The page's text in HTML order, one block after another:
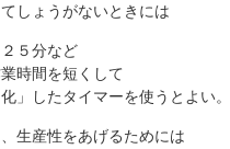
しょうがないときには
５分など
時間を短くして
」したタイマーを使うとよい。
、生産性をあげるためには